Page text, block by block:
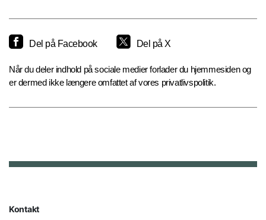
Del på Facebook Del på X
Når du deler indhold på sociale medier forlader du hjemmesiden og
er dermed ikke længere omfattet af vores privatlivspolitik.
Kontakt